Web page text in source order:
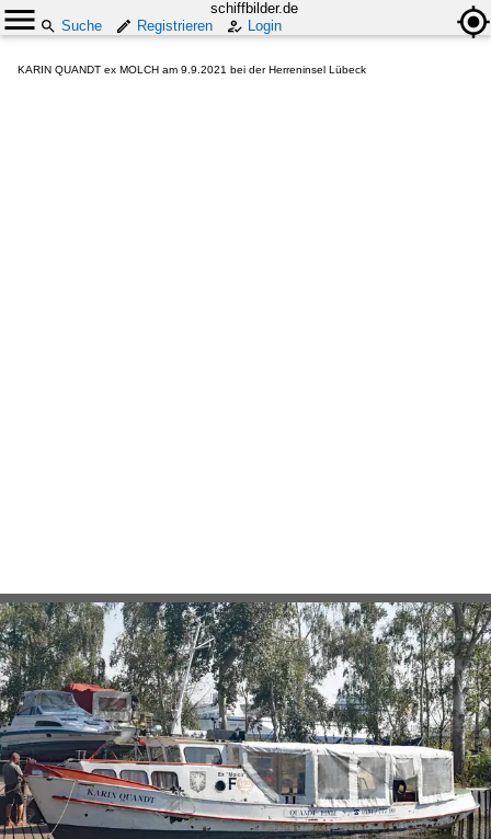
schiffbilder.de
Suche
Registrieren Login
KARIN QUANDT ex MOLCH am 9.9.2021 bei der Herreninsel Lübeck